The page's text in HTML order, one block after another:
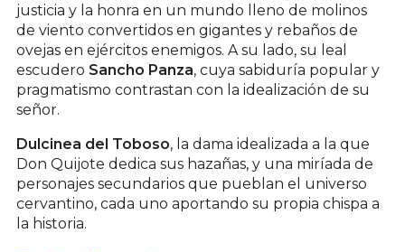
justicia y la honra en un mundo lleno de molinos
de viento convertidos en gigantes y rebaños de
ovejas en ejércitos enemigos. A su lado, su leal
escudero Sancho Panza, cuya sabiduría popular y
pragmatismo contrastan con la idealización de su
señor.
Dulcinea del Toboso, la dama idealizada a la que
Don Quijote dedica sus hazañas, y una miríada de
personajes secundarios que pueblan el universo
cervantino, cada uno aportando su propia chispa a
la historia.